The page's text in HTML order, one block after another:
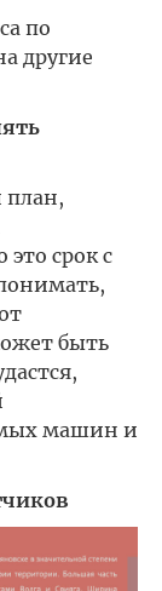
по
другие
план,
это срок с
быть
машин и